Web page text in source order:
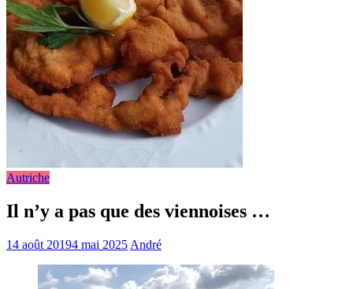
Autriche
Il n’y a pas que des viennoises …
14 août 20194 mai 2025 André